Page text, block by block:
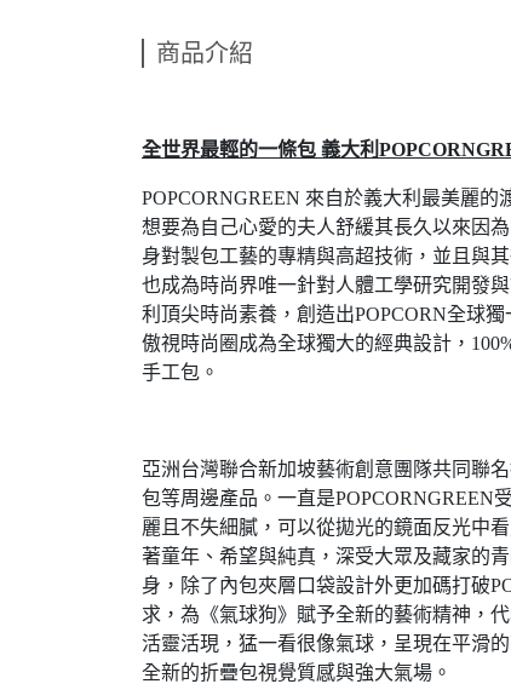
商品介紹
全世界最輕的一條包 義大利
POPCORNGREEN 來自於義大利最美麗
想要為自己心愛的夫人舒緩其長久以來因
身對製包工藝的專精與高超技術，並且與
也成為時尚界唯一針對人體工學研究開發
利頂尖時尚素養，創造出POPCORN全球
傲視時尚圈成為全球獨大的經典設計，
手工包。
亞洲台灣聯合新加坡藝術創意團隊共同聯
包等周邊產品。一直是
麗且不失細膩，可以從拋光的鏡面反光中
著童年、希望與純真，深受大眾及藏家的
身，除了內包夾層口袋設計外更加碼打破
求，為《氣球狗》賦予全新的藝術精神，
活靈活現，猛一看很像氣球，呈現在平滑
全新的折疊包視覺質感與強大氣場。